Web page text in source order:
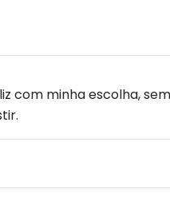
com minha escolha,